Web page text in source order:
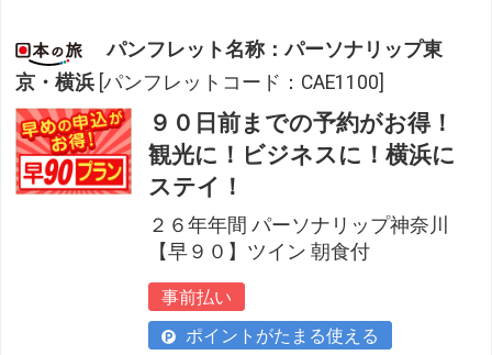
パンフレット名称：パーソナリップ東
京・横浜 [パンフレットコード：CAE1100]
９０日前までの予約がお得！
観光に！ビジネスに！横浜に
ステイ！
２６年年間 パーソナリップ神奈川
【早９０】ツイン 朝食付
事前払い
ポイントがたまる使える